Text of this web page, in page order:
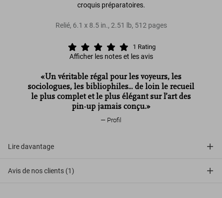
croquis préparatoires.
Relié, 6.1 x 8.5 in., 2.51 lb, 512 pages
1 Rating
Afficher les notes et les avis
«Un véritable régal pour les voyeurs, les
sociologues, les bibliophiles... de loin le recueil
le plus complet et le plus élégant sur l’art des
pin-up jamais conçu.»
Profil
Lire davantage
Avis de nos clients (1)